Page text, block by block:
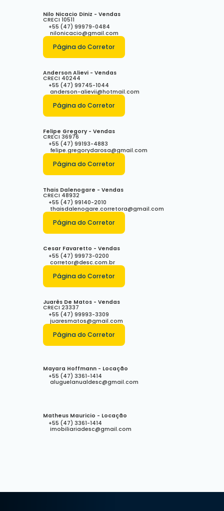
Nilo Nicacio Diniz - Vendas
CRECI 10511
+55 (47) 99979-0484
nilonicacio@gmail.com
Página do Corretor
Anderson Alievi - Vendas
CRECI 40244
+55 (47) 99745-1044
anderson-alievii@hotmail.com
Página do Corretor
Felipe Gregory - Vendas
CRECI 36976
+55 (47) 99193-4883
felipe.gregorydarosa@gmail.com
Página do Corretor
Thais Dalenogare - Vendas
CRECI 48932
+55 (47) 99140-2010
thaisdalenogare.corretora@gmail.com
Página do Corretor
Cesar Favaretto - Vendas
+55 (47) 99973-0200
corretor@desc.com.br
Página do Corretor
Juarês De Matos - Vendas
CRECI 23337
+55 (47) 99993-3309
juaresmatos@gmail.com
Página do Corretor
Mayara Hoffmann - Locação
+55 (47) 3361-1414
aluguelanualdesc@gmail.com
Matheus Mauricio - Locação
+55 (47) 3361-1414
imobiliariadesc@gmail.com